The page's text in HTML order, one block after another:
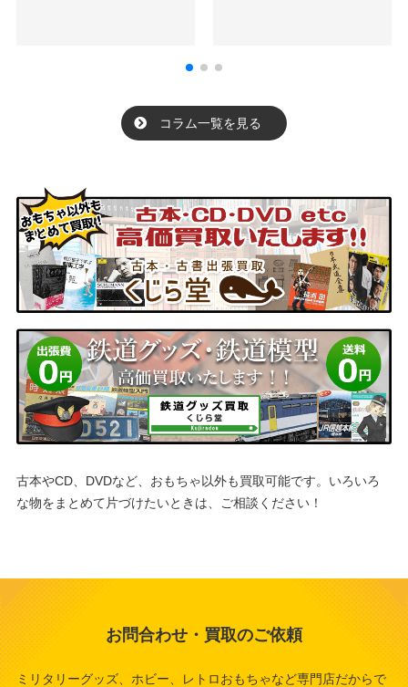
コラム一覧を見る
古本やCD、DVDなど、おもちゃ以外も買取可能です。 いろいろ
な物をまとめて片づけたいときは、ご相談ください！
お問合わせ・買取のご依頼
ミリタリーグッズ、ホビー、レトロおもちゃなど専門店だからで